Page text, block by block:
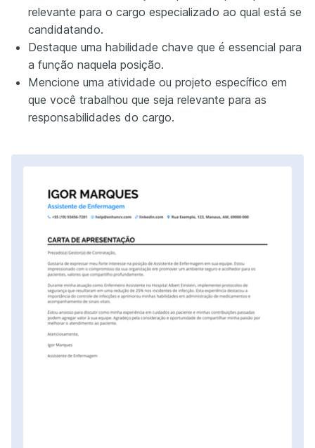
relevante para o cargo especializado ao qual está se
candidatando.
Destaque uma habilidade chave que é essencial para
a função naquela posição.
Mencione uma atividade ou projeto específico em
que você trabalhou que seja relevante para as
responsabilidades do cargo.